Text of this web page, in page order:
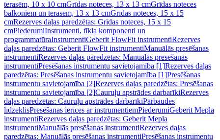
terasēm, 10 x 10 cmGrīdas noteces, 13 x 13 cmGrīdas noteces
balkoniem un terasēm, 13 x 13 cmGrīdas noteces, 15 x 15
cmRezerves daļas paredzētas: Grīdas noteces, 15 x 15
cmPiederumiInstrumenti, tīkla komponenti un
programmatūraInstrumentiGeberit FlowFit instrumentiRezerves
daļas paredzētas: Geberit FlowFit instrumentiManuālās presēšanas
instrumentiRezerves daļas paredzētas: Manuālās presēšanas
instrumentiPresēšanas instrumentu savietojamība [1]Rezerves daļas
paredzētas: Presēšanas instrumentu savietojamība [1]Presēšanas
instrumentu savietojamība [2]Rezerves daļas paredzētas: Presēšanas
instrumentu savietojamība [2]Cauruļu apstrādes darbarīkiRezerves
daļas paredzētas: Cauruļu apstrādes darbarīkiPārbaudes
līdzeklisPresēšanas ierīces ar instrumentiemPiederumiGeberit Mepla
instrumentiRezerves daļas paredzētas: Geberit Mepla
instrumentiManuālās presēšanas instrumentiRezerves daļas
paredzētas: Manuālās presēšanas instrumentiPresēšanas instrumentu